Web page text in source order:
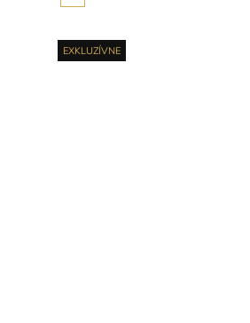
EXKLUZÍVNE